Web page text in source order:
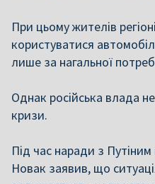
При цьому жителів
користуватися
лише за нагальної
Однак російська влада
кризи.
Під час наради з
Новак заявив, що